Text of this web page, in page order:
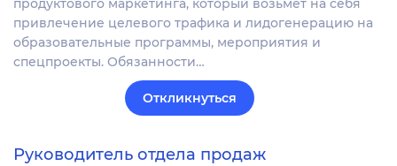
продуктового маркетинга, который возьмёт на себя
привлечение целевого трафика и лидогенерацию на
образовательные программы, мероприятия и
спецпроекты. Обязанности…
Откликнуться
Руководитель отдела продаж